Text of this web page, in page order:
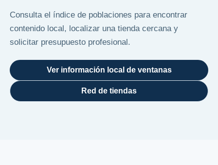
Consulta el índice de poblaciones para encontrar
contenido local, localizar una tienda cercana y
solicitar presupuesto profesional.
Ver información local de ventanas
Red de tiendas